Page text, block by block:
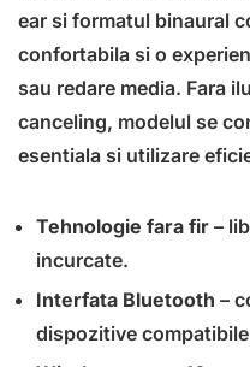
ear si formatul binaural
confortabila si o
sau redare media. Fara
canceling, modelul se
esentiala si utilizare
Tehnologie fara fir –
incurcate.
Interfata Bluetooth –
dispozitive